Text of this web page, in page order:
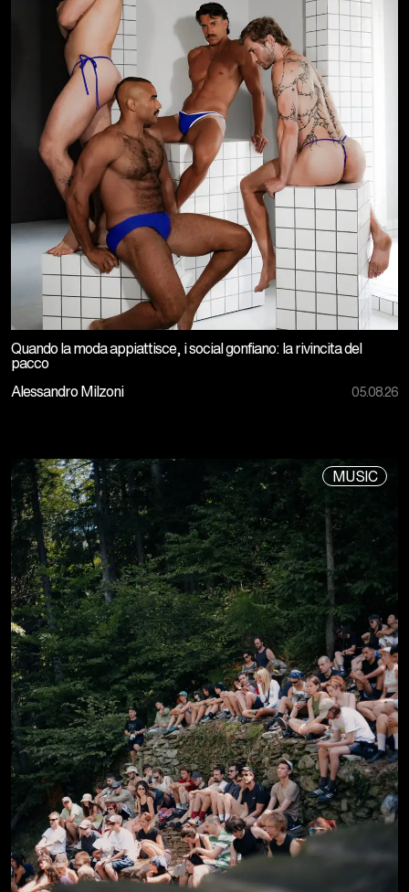
Quando la moda appiattisce, i social gonfiano: la rivincita del
pacco
Alessandro Milzoni
05.08.26
MUSIC